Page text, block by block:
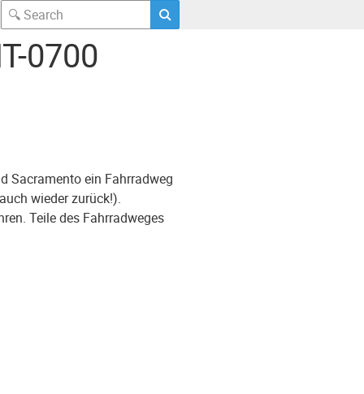
0700
Sacramento ein Fahrradweg
wieder zurück!).
Teile des Fahrradweges